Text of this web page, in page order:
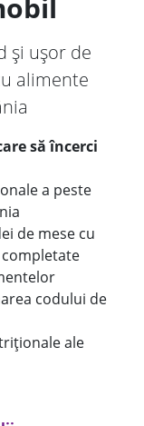
și ușor de
alimente
să încerci
a peste
de mese cu
codului de
ale